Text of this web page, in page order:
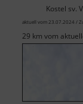
Kostel sv.
aktuell vom 23.07.2024 /
29 km vom